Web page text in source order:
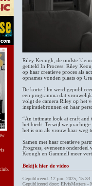
Riley Keough, de oudste
getiteld In Process: Riley
op haar creatieve proces als
opnames vonden plaats op
De korte film werd
een programma dat
volgt de camera Riley op het
inspiratiebronnen en haar
“An intimate look at craft and
het biedt. Terwijl we prachtige
het is om als vrouw haar weg
Samen met haar creatieve
Progress, eveneens
Keough en Gammell meer
Bekijk hier de video
Gepubliceerd: 12 juni 2025, 15:33
Gepubliceerd door: ElvisMatters -